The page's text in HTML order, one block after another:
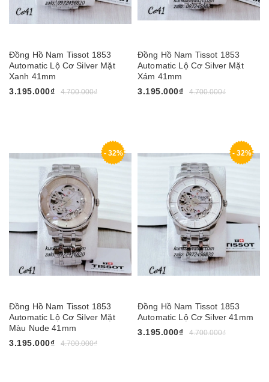
Đồng Hồ Nam Tissot 1853
Automatic Lộ Cơ Silver Mặt
Xanh 41mm
3.195.000₫
4.700.000₫
Đồng Hồ Nam Tissot 1853
Automatic Lộ Cơ Silver Mặt
Xám 41mm
3.195.000₫
4.700.000₫
- 32%
Đồng Hồ Nam Tissot 1853
Automatic Lộ Cơ Silver Mặt
Màu Nude 41mm
3.195.000₫
4.700.000₫
- 32%
Đồng Hồ Nam Tissot 1853
Automatic Lộ Cơ Silver 41mm
3.195.000₫
4.700.000₫